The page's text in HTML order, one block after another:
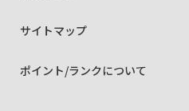
サイトマップ
ポイント/ランクについて